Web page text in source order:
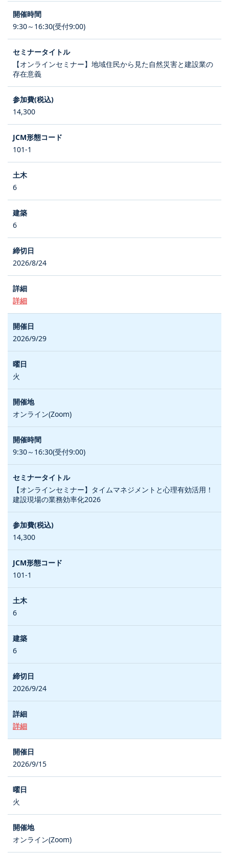
9:30～16:30(受付9:00)
【オンラインセミナー】地域住民から見た自然災害と建設業の
存在意義
14,300
101-1
6
6
2026/8/24
詳細
2026/9/29
火
オンライン(Zoom)
9:30～16:30(受付9:00)
【オンラインセミナー】タイムマネジメントと心理有効活用！
建設現場の業務効率化2026
14,300
101-1
6
6
2026/9/24
詳細
2026/9/15
火
オンライン(Zoom)